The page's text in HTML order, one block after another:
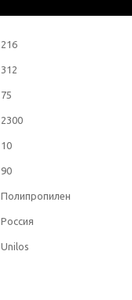
216
312
75
2300
10
90
Полипропилен
Россия
Unilos